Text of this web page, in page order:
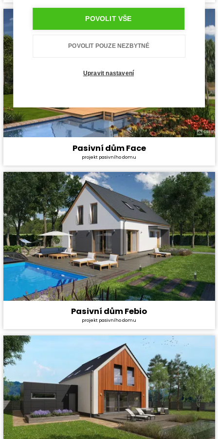
Dispozice:
5+1
Cena stavby svépomocí:
Dispozice:
5+1
Užitná plocha:
157,7 m²
Pasivní dům Face
projekt pasivního domu
Cena stavby svépomocí:
Dispozice:
6+1
Užitná plocha:
Pasivní dům Febio
projekt pasivního domu
POVOLIT VŠE
POVOLIT POUZE NEZBYTNÉ
Upravit nastavení